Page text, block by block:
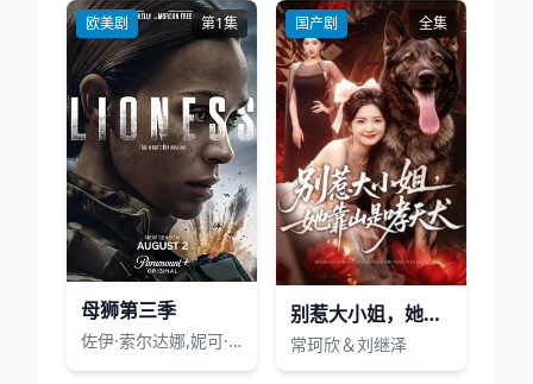
欧美剧 第1集
母狮第三季
佐伊·索尔达娜,妮可·基德曼,摩根·弗里曼,蕾斯拉·德·奥利维拉,拉莫尼卡·加勒特,吉尔·瓦格纳,迈克尔·凯利,珍尼希斯·罗德里格兹,詹姆斯·乔丹,戴夫·安纳布尔,伊恩·鲍汉,斯蒂芬妮·努尔,萨德·拉金比尔,汉娜·洛夫·拉尼尔,马特·杰拉德,伊丽萨维塔·奈莱丁,奥斯汀·赫伯特,塞莱斯蒂娜·哈里斯,杰克·迪米奇,阿森·格里戈罗夫
国产剧 全集
别惹大小姐，她靠山是哮天犬
常珂欣＆刘继泽